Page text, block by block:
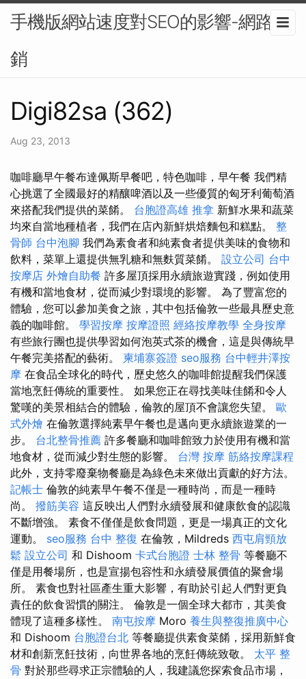
手機版網站速度對SEO的影響-網路行
銷
Digi82sa (362)
Aug 23, 2013
咖啡廳早午餐布達佩斯早餐吧，特色咖啡，早午餐 我們精
心挑選了全國最好的精釀啤酒以及一些優質的匈牙利葡萄酒
來搭配我們提供的菜餚。 台胞證高雄 推拿 新鮮水果和蔬菜
均來自當地種植者，我們在店內新鮮烘焙麵包和糕點。 整
骨師 台中泡腳 我們為素食者和純素食者提供美味的食物和
飲料，菜單上還提供無乳糖和無麩質菜餚。 設立公司 台中
按摩店 外燴自助餐 許多屋頂採用永續旅遊實踐，例如使用
有機和當地食材，從而減少對環境的影響。 為了豐富您的
體驗，您可以參加美食之旅，其中包括倫敦一些最具歷史意
義的咖啡館。 學習按摩 按摩證照 經絡按摩教學 全身按摩
有些旅行團也提供學習如何泡英式茶的機會，這是與傳統早
午餐完美搭配的藝術。 柬埔寨簽證 seo服務 台中輕井澤按
摩 在食品全球化的時代，歷史悠久的咖啡館提醒我們保護
當地烹飪傳統的重要性。 如果您正在尋找美味佳餚和令人
驚嘆的美景相結合的體驗，倫敦的屋頂不會讓您失望。 歐
式外燴 在倫敦選擇純素早午餐也是邁向更永續旅遊業的一
步。 台北整骨推薦 許多餐廳和咖啡館致力於使用有機和當
地食材，從而減少對生態的影響。 台灣 按摩 筋絡按摩課程
此外，支持零廢棄物餐廳是為綠色未來做出貢獻的好方法。
記帳士 倫敦的純素早午餐不僅是一種時尚，而是一種時
尚。 撥筋美容 這反映出人們對永續發展和健康飲食的認識
不斷增強。 素食不僅僅是飲食問題，更是一場真正的文化
運動。 seo服務 台中 整復 在倫敦，Mildreds 西屯肩頸放
鬆 設立公司 和 Dishoom 卡式台胞證 士林 整骨 等餐廳不
僅是用餐場所，也是宣揚包容性和永續發展價值的聚會場
所。 素食也對社區產生重大影響，有助於引起人們對更負
責任的飲食習慣的關注。 倫敦是一個全球大都市，其美食
體現了這種多樣性。 南屯按摩 Moro 養生與整復推廣中心
和 Dishoom 台胞證台北 等餐廳提供素食菜餚，採用新鮮食
材和創新烹飪技術，向世界各地的烹飪傳統致敬。 太平 整
骨 對於那些尋求正宗體驗的人，我建議您探索食品市場，